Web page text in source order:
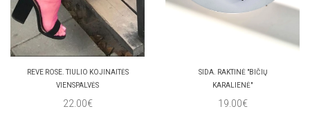
REVE ROSE. TIULIO KOJINAITĖS
VIENSPALVĖS
22.00€
SIDA. RAKTINĖ "BIČIŲ
KARALIENĖ"
19.00€